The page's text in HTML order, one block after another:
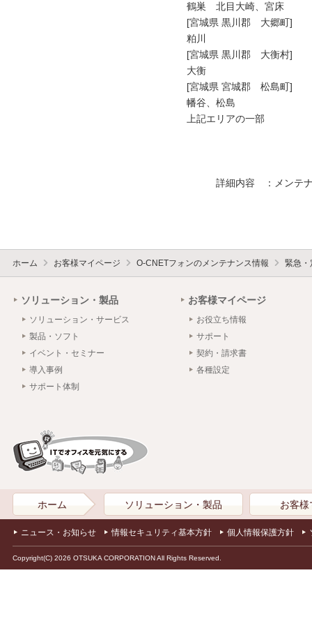
鶴巣　北目大崎、宮床
[宮城県 黒川郡　大郷町]
粕川
[宮城県 黒川郡　大衡村]
大衡
[宮城県 宮城郡　松島町]
幡谷、松島
上記エリアの一部
詳細内容　：メンテナ
ホーム お客様マイページ O-CNETフォンのメンテナンス情報 緊急・
ソリューション・製品
ソリューション・サービス
製品・ソフト
イベント・セミナー
導入事例
サポート体制
お客様マイページ
お役立ち情報
サポート
契約・請求書
各種設定
ホーム ソリューション・製品 お客様
ニュース・お知らせ 情報セキュリティ基本方針 個人情報保護方針
Copyright(C) 2026 OTSUKA CORPORATION All Rights Reserved.